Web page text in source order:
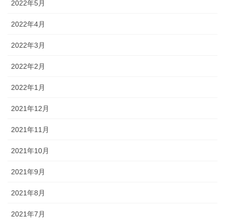
2022年5月
2022年4月
2022年3月
2022年2月
2022年1月
2021年12月
2021年11月
2021年10月
2021年9月
2021年8月
2021年7月